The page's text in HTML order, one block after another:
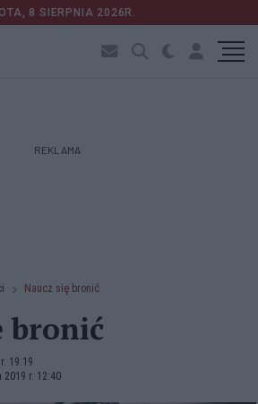
8 SIERPNIA 2026R.
REKLAMA
Naucz się bronić
bronić
19:19
r. 12:40